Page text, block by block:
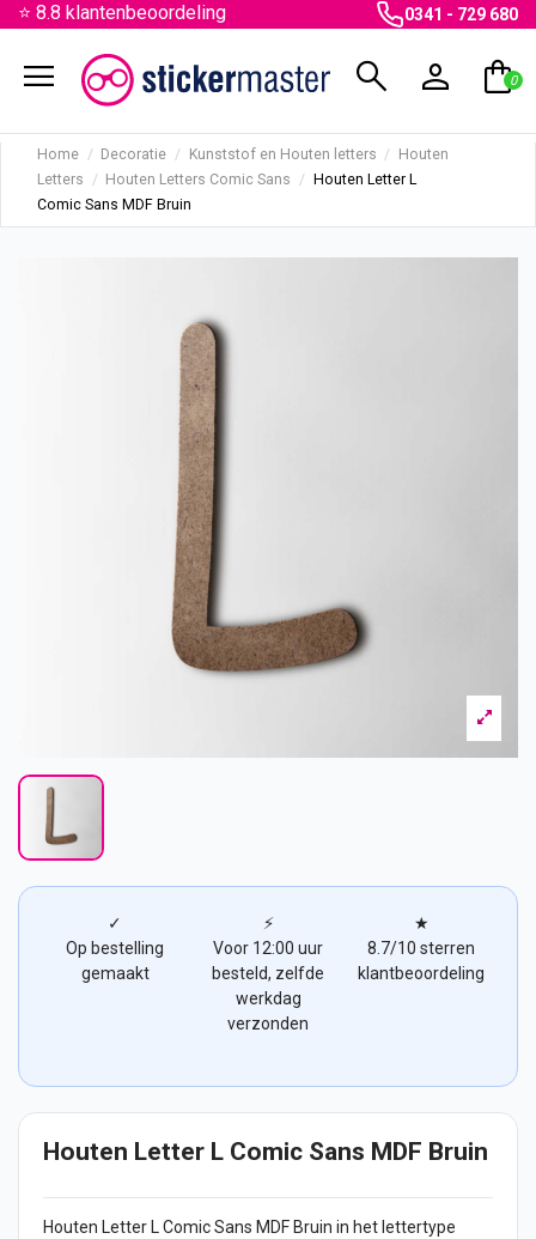
⭐ 8.8 klantenbeoordeling 0341 - 729 680
menu search person shopping_bag
0
Home Decoratie Kunststof en Houten letters
Houten
Letters
Houten Letters Comic Sans
Houten Letter L
Comic Sans MDF Bruin
✓
Op bestelling
gemaakt
⚡
Voor 12:00 uur
besteld, zelfde
werkdag
verzonden
★
8.7/10 sterren
klantbeoordeling
Houten Letter L Comic Sans MDF Bruin
Houten Letter L Comic Sans MDF Bruin in het lettertype